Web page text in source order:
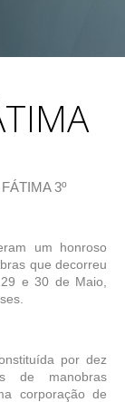
3º
um honroso
que decorreu
e 30 de Maio,
por dez
de manobras
corporação de